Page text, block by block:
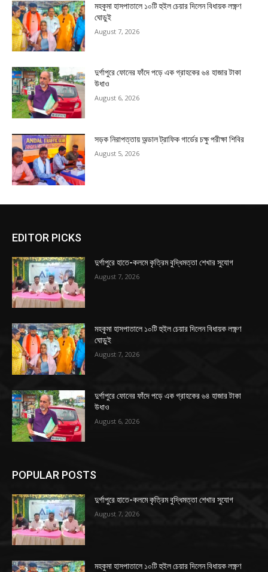
মহকুমা হাসপাতালে ১০টি হুইল চেয়ার দিলেন বিধায়ক লক্ষ্ণণ
ঘোড়ুই
August 7, 2026
দুর্গাপুরে ফোনের ফাঁদে পড়ে এক গ্রাহকের ৬৪ হাজার টাকা
উধাও
August 6, 2026
সড়ক নিরাপত্তায় অন্ডাল ট্রাফিক গার্ডের চক্ষু পরীক্ষা শিবির
August 5, 2026
EDITOR PICKS
দুর্গাপুরে হাতে-কলমে কৃত্রিম বুদ্ধিমত্তা শেখার সুযোগ
August 7, 2026
মহকুমা হাসপাতালে ১০টি হুইল চেয়ার দিলেন বিধায়ক লক্ষ্ণণ
ঘোড়ুই
August 7, 2026
দুর্গাপুরে ফোনের ফাঁদে পড়ে এক গ্রাহকের ৬৪ হাজার টাকা
উধাও
August 6, 2026
POPULAR POSTS
দুর্গাপুরে হাতে-কলমে কৃত্রিম বুদ্ধিমত্তা শেখার সুযোগ
August 7, 2026
মহকুমা হাসপাতালে ১০টি হুইল চেয়ার দিলেন বিধায়ক লক্ষ্ণণ